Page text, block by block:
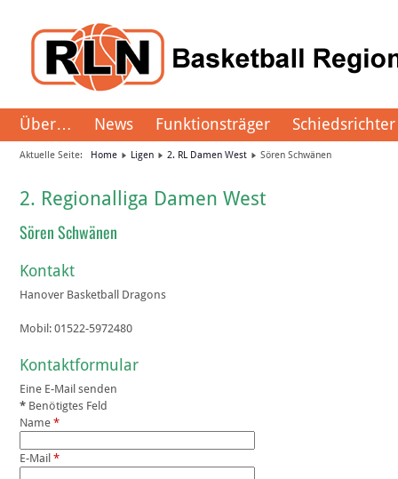
Über… News Funktionsträger Schiedsrichter
Aktuelle Seite: Home Ligen 2. RL Damen West Sören Schwänen
2. Regionalliga Damen West
Sören Schwänen
Kontakt
Hanover Basketball Dragons
Mobil: 01522-5972480
Kontaktformular
Eine E-Mail senden
* Benötigtes Feld
Name *
E-Mail *